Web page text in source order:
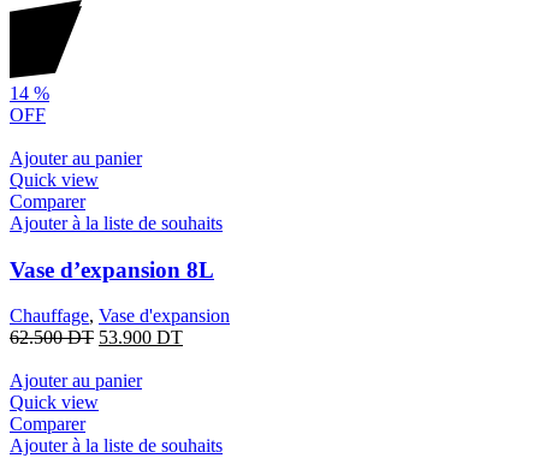
14 %
OFF
Ajouter au panier
Quick view
Comparer
Ajouter à la liste de souhaits
Vase d’expansion 8L
Chauffage, Vase d'expansion
62.500DT 53.900 DT
Ajouter au panier
Quick view
Comparer
Ajouter à la liste de souhaits